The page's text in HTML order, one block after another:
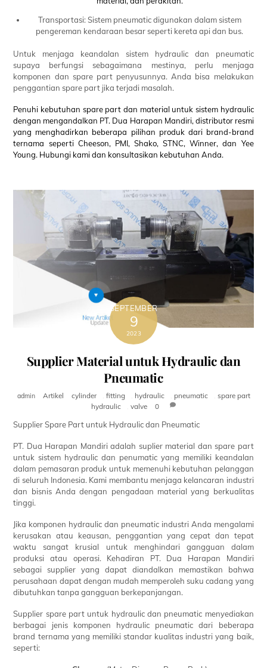
Transportasi: Sistem pneumatic digunakan dalam sistem
pengereman kendaraan besar seperti kereta api dan bus.
Untuk menjaga keandalan sistem hydraulic dan pneumatic
supaya berfungsi sebagaimana mestinya, perlu menjaga
komponen dan spare part penyusunnya. Anda bisa melakukan
penggantian spare part jika terjadi masalah.
Penuhi kebutuhan spare part dan material untuk sistem hydraulic
dengan mengandalkan PT. Dua Harapan Mandiri, distributor resmi
yang menghadirkan beberapa pilihan produk dari brand-brand
ternama seperti Cheeson, PMI, Shako, STNC, Winner, dan Yee
Young. Hubungi kami dan konsultasikan kebutuhan Anda.
SEPTEMBER
9
2023
Supplier Material untuk Hydraulic dan
Pneumatic
admin Artikel cylinder fitting hydraulic pneumatic
spare part
hydraulic
,valve 0
Supplier Spare Part untuk Hydraulic dan Pneumatic
PT. Dua Harapan Mandiri adalah suplier material dan spare part
untuk sistem hydraulic dan penumatic yang memiliki keandalan
dalam pemasaran produk untuk memenuhi kebutuhan pelanggan
di seluruh Indonesia. Kami membantu menjaga kelancaran industri
dan bisnis Anda dengan pengadaan material yang berkualitas
tinggi.
Jika komponen hydraulic dan pneumatic industri Anda mengalami
kerusakan atau keausan, penggantian yang cepat dan tepat
waktu sangat krusial untuk menghindari gangguan dalam
produksi atau operasi. Kehadiran PT. Dua Harapan Mandiri
sebagai supplier yang dapat diandalkan memastikan bahwa
perusahaan dapat dengan mudah memperoleh suku cadang yang
dibutuhkan tanpa gangguan berkepanjangan.
Supplier spare part untuk hydraulic dan pneumatic menyediakan
berbagai jenis komponen hydraulic pneumatic dari beberapa
brand ternama yang memiliki standar kualitas industri yang baik,
seperti: